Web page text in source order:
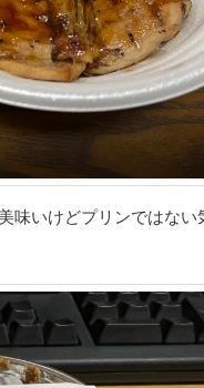
味いけどプリンではない